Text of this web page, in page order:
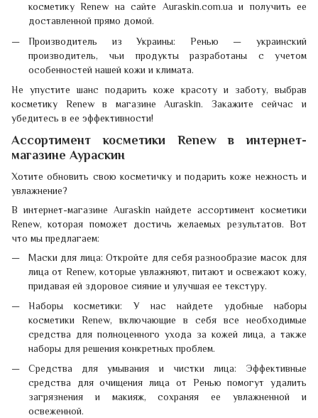
косметику Renew на сайте Auraskin.com.ua и получить ее
доставленной прямо домой.
Производитель из Украины: Ренью — украинский
производитель, чьи продукты разработаны с учетом
особенностей нашей кожи и климата.
Не упустите шанс подарить коже красоту и заботу, выбрав
косметику Renew в магазине Auraskin. Закажите сейчас и
убедитесь в ее эффективности!
Ассортимент косметики Renew в интернет-
магазине Аураскин
Хотите обновить свою косметичку и подарить коже нежность и
увлажнение?
В интернет-магазине Auraskin найдете ассортимент косметики
Renew, которая поможет достичь желаемых результатов. Вот
что мы предлагаем:
Маски для лица: Откройте для себя разнообразие масок для
лица от Renew, которые увлажняют, питают и освежают кожу,
придавая ей здоровое сияние и улучшая ее текстуру.
Наборы косметики: У нас найдете удобные наборы
косметики Renew, включающие в себя все необходимые
средства для полноценного ухода за кожей лица, а также
наборы для решения конкретных проблем.
Средства для умывания и чистки лица: Эффективные
средства для очищения лица от Ренью помогут удалить
загрязнения и макияж, сохраняя ее увлажненной и
освеженной.